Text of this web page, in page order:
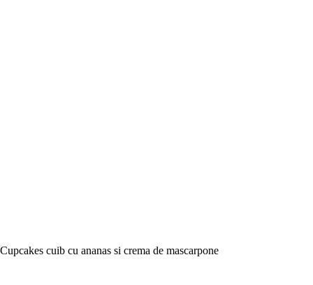
Cupcakes cuib cu ananas si crema de mascarpone